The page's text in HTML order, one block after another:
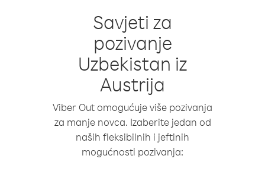
Savjeti za
pozivanje
Uzbekistan iz
Austrija
Viber Out omogućuje više pozivanja
za manje novca. Izaberite jedan od
naših fleksibilnih i jeftinih
mogućnosti pozivanja: